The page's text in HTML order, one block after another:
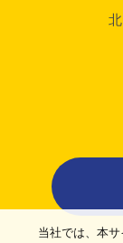
当社では、本